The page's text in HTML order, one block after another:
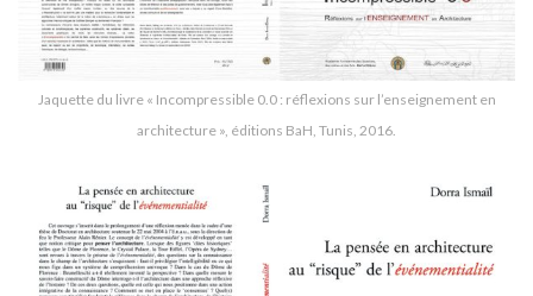
Jaquette du livre « Incompressible 0.0 : réflexions sur l’enseignement en
architecture », éditions BaH, Tunis, 2016.